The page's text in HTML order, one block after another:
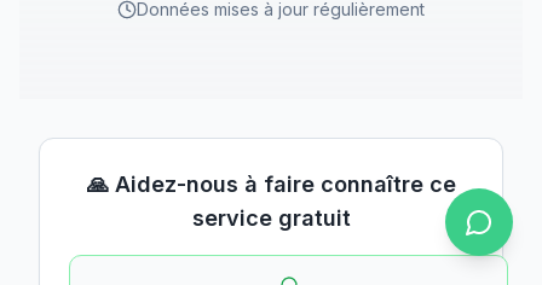
Données mises à jour régulièrement
🙏 Aidez-nous à faire connaître ce
service gratuit